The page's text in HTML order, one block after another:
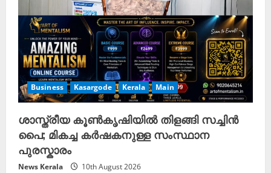
Business Kasargode Kerala Main
ശാസ്ത്രീയ കൂൺകൃഷിയിൽ തിളങ്ങി സച്ചിൻ
പൈ; മികച്ച കർഷകനുള്ള സംസ്ഥാന
പുരസ്കാരം
News Kerala 10th August 2026